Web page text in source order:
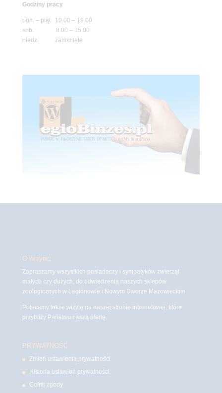
Godziny pracy
pon. – piąt. 10.00 – 19.00
sob. 8.00 – 15.00
niedz. zamknięte
O witrynie
Zapraszamy wszystkich posiadaczy i sympatyków zwierząt
małych czy dużych, do odwiedzenia naszych sklepów
zoologicznych w Legionowie i Nowym Dworze Mazowieckim
Polecamy także wizytę na naszej stronie internetowej, która
przybliży Państwu naszą ofertę.
PRYWATNOŚĆ
Zmień ustawienia prywatności
Historia ustawień prywatności
Cofnij zgody